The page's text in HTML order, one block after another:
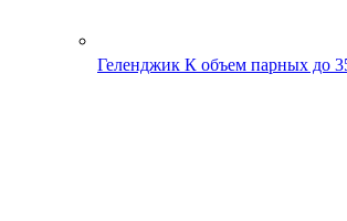
Геленджик К объем парных до